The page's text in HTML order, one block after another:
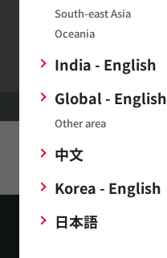
South-east Asia
Oceania
India - English
Global - English
Other area
中文
Korea - English
日本語
村田製作所ウェブサ
HOME 製品 イオナイザモジュ
このページをシェアする